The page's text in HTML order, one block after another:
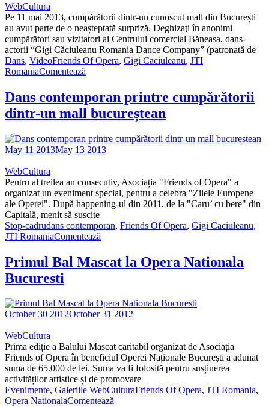
WebCultura
Pe 11 mai 2013, cumpărătorii dintr-un cunoscut mall din București
au avut parte de o neașteptată surpriză. Deghizaţi în anonimi
cumpărători sau vizitatori ai Centrului comercial Băneasa, dans-
actorii “Gigi Căciuleanu Romania Dance Company” (patronată de
Dans, VideoFriends Of Opera, Gigi Caciuleanu, JTI
RomaniaComentează
Dans contemporan printre cumpărătorii
dintr-un mall bucureștean
May 11 2013May 13 2013
WebCultura
Pentru al treilea an consecutiv, Asociația "Friends of Opera" a
organizat un eveniment special, pentru a celebra "Zilele Europene
ale Operei". După happening-ul din 2011, de la "Caru’ cu bere" din
Capitală, menit să suscite
Stop-cadrudans contemporan, Friends Of Opera, Gigi Caciuleanu,
JTI RomaniaComentează
Primul Bal Mascat la Opera Nationala
Bucuresti
October 30 2012October 31 2012
WebCultura
Prima ediție a Balului Mascat caritabil organizat de Asociația
Friends of Opera în beneficiul Operei Naționale București a adunat
suma de 65.000 de lei. Suma va fi folosită pentru susținerea
activităților artistice și de promovare
Evenimente, Galeriile WebCulturaFriends Of Opera, JTI Romania,
Opera NationalaComentează